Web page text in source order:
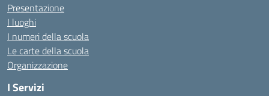
Presentazione
I luoghi
I numeri della scuola
Le carte della scuola
Organizzazione
I Servizi